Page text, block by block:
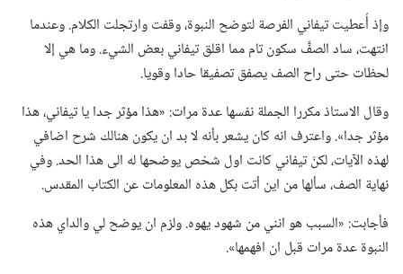
وإذ أُعطيت تيفاني الفرصة لتوضح النبوة،‏ وقفت وارتجلت الكلام.‏ وعندما
انتهت،‏ ساد الصفَّ سكون تام مما اقلق تيفاني بعض الشيء.‏ وما هي إلا
لحظات حتى راح الصف يصفق تصفيقا حادا وقويا.‏
وقال الاستاذ مكررا الجملة نفسها عدة مرات:‏ «هذا مؤثر جدا يا تيفاني،‏ هذا
مؤثر جدا».‏ واعترف انه كان يشعر بأنه لا بد ان يكون هنالك شرح اضافي
لهذه الآيات،‏ لكنّ تيفاني كانت اول شخص يوضحها له الى هذا الحد.‏ وفي
نهاية الصف،‏ سألها من اين أتت بكل هذه المعلومات عن الكتاب المقدس.‏
فأجابت:‏ «السبب هو انني من شهود يهوه.‏ ولزم ان يوضح لي والداي هذه
النبوة عدة مرات قبل ان افهمها».‏